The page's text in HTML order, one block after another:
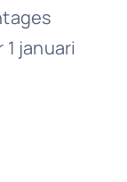
januari